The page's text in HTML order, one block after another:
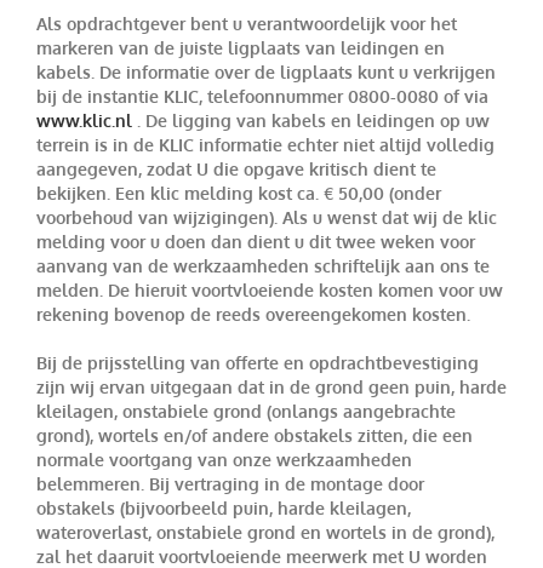
Als opdrachtgever bent u verantwoordelijk voor het
markeren van de juiste ligplaats van leidingen en
kabels. De informatie over de ligplaats kunt u verkrijgen
bij de instantie KLIC, telefoonnummer 0800-0080 of via
www.klic.nl
. De ligging van kabels en leidingen op uw
terrein is in de KLIC informatie echter niet altijd volledig
aangegeven, zodat U die opgave kritisch dient te
bekijken. Een klic melding kost ca. € 50,00 (onder
voorbehoud van wijzigingen). Als u wenst dat wij de klic
melding voor u doen dan dient u dit twee weken voor
aanvang van de werkzaamheden schriftelijk aan ons te
melden. De hieruit voortvloeiende kosten komen voor uw
rekening bovenop de reeds overeengekomen kosten.
Bij de prijsstelling van offerte en opdrachtbevestiging
zijn wij ervan uitgegaan dat in de grond geen puin, harde
kleilagen, onstabiele grond (onlangs aangebrachte
grond), wortels en/of andere obstakels zitten, die een
normale voortgang van onze werkzaamheden
belemmeren. Bij vertraging in de montage door
obstakels (bijvoorbeeld puin, harde kleilagen,
wateroverlast, onstabiele grond en wortels in de grond),
zal het daaruit voortvloeiende meerwerk met U worden